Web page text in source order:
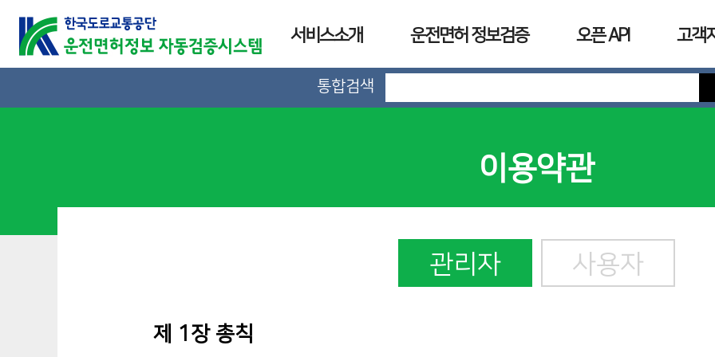
서비스소개 운전면허 정보검증 오픈 API 고객
통합검색
이용약관
관리자 사용자
제 1장 총칙